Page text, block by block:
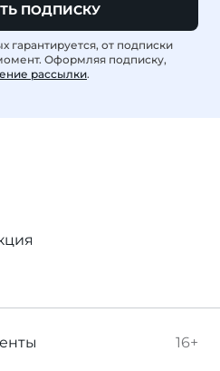
ПОДПИСКУ
гарантируется, от подписки
Оформляя подписку,
рассылки.
16+